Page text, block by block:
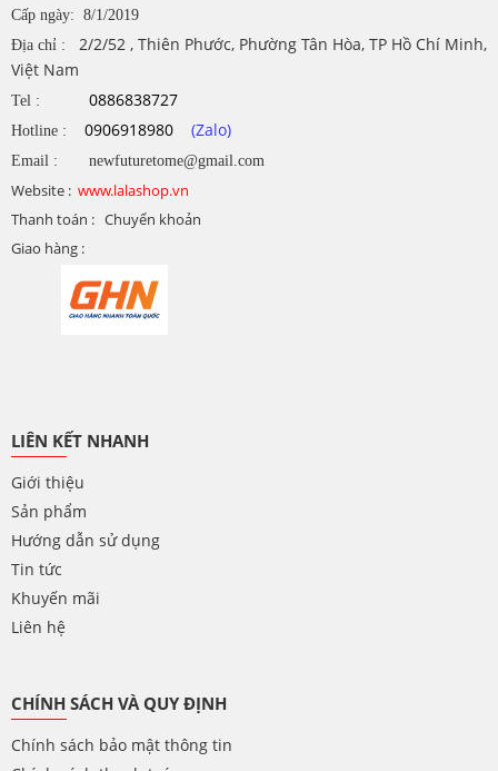
Cấp ngày: 8/1/2019
Địa chỉ : 2/2/52 , Thiên Phước, Phường Tân Hòa, TP Hồ Chí Minh,
Việt Nam
Tel : 0886838727
Hotline : 0906918980 (Zalo)
Email : newfuturetome@gmail.com
Website : www.lalashop.vn
Thanh toán : Chuyển khoản
Giao hàng :
LIÊN KẾT NHANH
Giới thiệu
Sản phẩm
Hướng dẫn sử dụng
Tin tức
Khuyến mãi
Liên hệ
CHÍNH SÁCH VÀ QUY ĐỊNH
Chính sách bảo mật thông tin